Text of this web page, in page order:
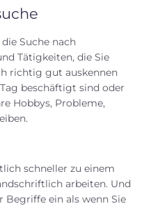
Suche nach
Tätigkeiten, die Sie
richtig gut auskennen
beschäftigt sind oder
Hobbys, Probleme,
schneller zu einem
arbeiten. Und
Begriffe ein als wenn Sie